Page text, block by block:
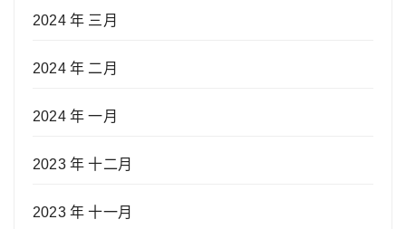
2024 年 三月
2024 年 二月
2024 年 一月
2023 年 十二月
2023 年 十一月